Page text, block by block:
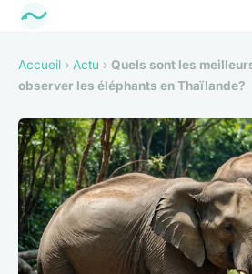
Accueil › Actu › Quels sont les
observer les éléphants en Thaïlande?